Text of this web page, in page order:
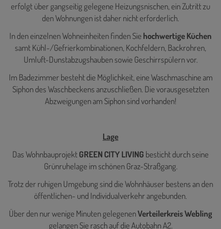
erfolgt über gangseitig gelegene Heizungsnischen, ein Zutritt zu
den Wohnungen ist daher nicht erforderlich.
In den einzelnen Wohneinheiten finden Sie hochwertige Küchen
samt Kühl-/Gefrierkombinationen, Kochfeldern, Backrohren,
Umluft-Dunstabzugshauben sowie Geschirrspülern vor.
Im Badezimmer besteht die Möglichkeit, eine Waschmaschine am
Siphon des Waschbeckens anzuschließen. Die vorausgesetzten
Abzweigungen am Siphon sind vorhanden!
Lage
Das WohnbauprojektGREEN CITY LIVING besticht durch seine
Grünruhelage im schönen Graz-Straßgang.
Trotz der ruhigen Umgebung sind die Wohnhäuser bestens an den
öffentlichen- und Individualverkehr angebunden.
Über den nur wenige Minuten gelegenenVerteilerkreis Webling
gelangen Sie rasch auf die Autobahn A2.